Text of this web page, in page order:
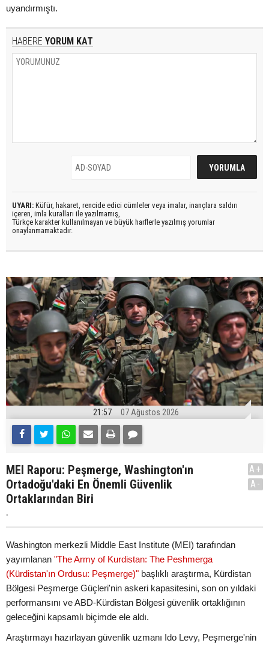
uyandırmıştı.
HABERE YORUM KAT
UYARI: Küfür, hakaret, rencide edici cümleler veya imalar, inançlara saldırı
içeren, imla kuralları ile yazılmamış,
Türkçe karakter kullanılmayan ve büyük harflerle yazılmış yorumlar
onaylanmamaktadır.
21:57 07 Ağustos 2026
MEI Raporu: Peşmerge, Washington'ın
Ortadoğu'daki En Önemli Güvenlik
Ortaklarından Biri
.
A+
A-
Washington merkezli Middle East Institute (MEI) tarafından
yayımlanan "The Army of Kurdistan: The Peshmerga
(Kürdistan'ın Ordusu: Peşmerge)" başlıklı araştırma, Kürdistan
Bölgesi Peşmerge Güçleri'nin askeri kapasitesini, son on yıldaki
performansını ve ABD-Kürdistan Bölgesi güvenlik ortaklığının
geleceğini kapsamlı biçimde ele aldı.
Araştırmayı hazırlayan güvenlik uzmanı Ido Levy, Peşmerge'nin